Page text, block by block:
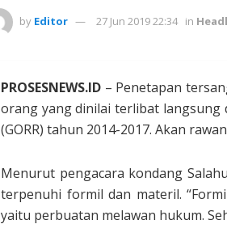
by Editor 27 Jun 2019 22:34 in
PROSESNEWS.ID – Penetapan
orang yang dinilai terlibat langsung
(GORR) tahun 2014-2017. Akan
Menurut pengacara kondang
terpenuhi formil dan materil.
yaitu perbuatan melawan hukum.